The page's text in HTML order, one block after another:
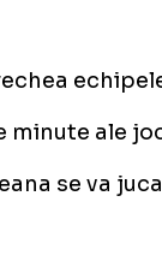
minute ale
se va